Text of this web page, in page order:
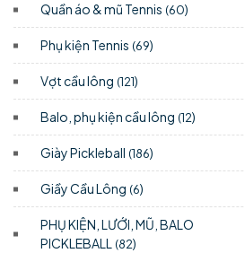
Quần áo & mũ Tennis (60)
Phụ kiện Tennis (69)
Vợt cầu lông (121)
Balo, phụ kiện cầu lông (12)
Giày Pickleball (186)
Giầy Cầu Lông (6)
PHỤ KIỆN, LƯỚI, MŨ, BALO
PICKLEBALL (82)